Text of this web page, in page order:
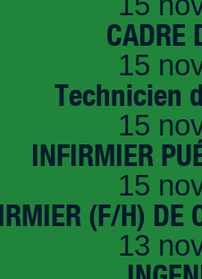
CADRE
15
Technicien
15
INFIRMIER
15
(F/H) DE
13